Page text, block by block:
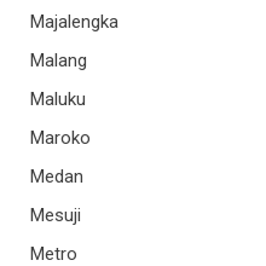
Majalengka
Malang
Maluku
Maroko
Medan
Mesuji
Metro